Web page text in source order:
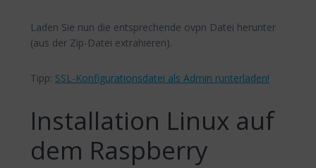
Laden Sie nun die entsprechende ovpn Datei herunter
(aus der Zip-Datei extrahieren).
Tipp: SSL-Konfigurationsdatei als Admin runterladen!
Installation Linux auf
dem Raspberry